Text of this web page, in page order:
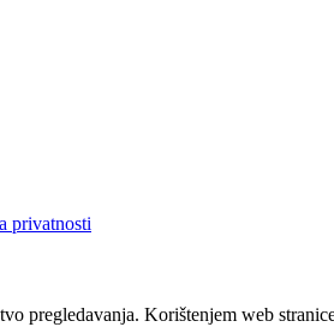
privatnosti
pregledavanja. Korištenjem web